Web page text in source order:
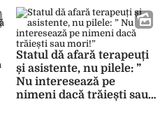
Statul dă afară terapeuți
și asistente, nu pilele: ”
Nu interesează pe
nimeni dacă trăiești sau